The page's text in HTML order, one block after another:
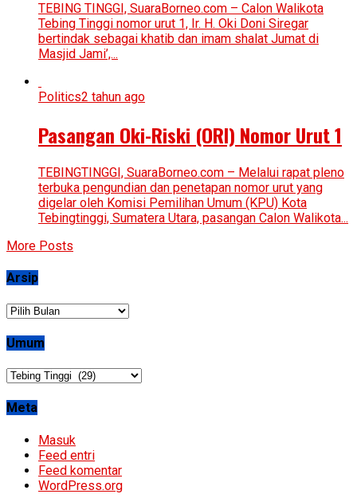
TEBING TINGGI, SuaraBorneo.com – Calon Walikota
Tebing Tinggi nomor urut 1, Ir. H. Oki Doni Siregar
bertindak sebagai khatib dan imam shalat Jumat di
Masjid Jami’,...
Politics2 tahun ago
Pasangan Oki-Riski (ORI) Nomor Urut 1
TEBINGTINGGI, SuaraBorneo.com – Melalui rapat pleno
terbuka pengundian dan penetapan nomor urut yang
digelar oleh Komisi Pemilihan Umum (KPU) Kota
Tebingtinggi, Sumatera Utara, pasangan Calon Walikota...
More Posts
Arsip
Arsip
Umum
Umum
Meta
Masuk
Feed entri
Feed komentar
WordPress.org